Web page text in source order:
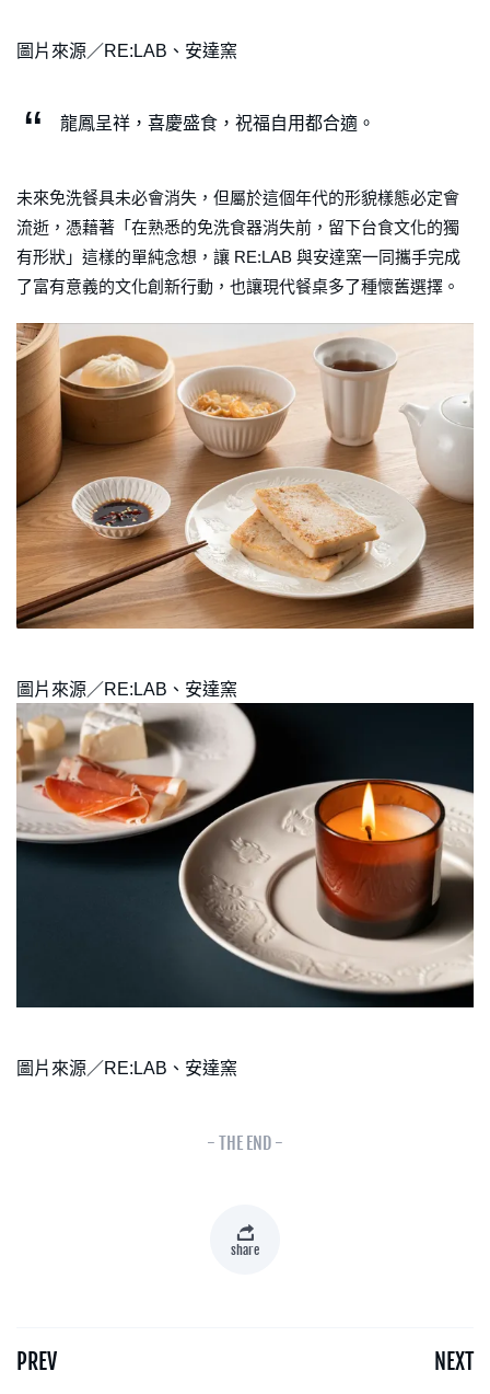
圖片來源／RE:LAB、安達窯
龍鳳呈祥，喜慶盛食，祝福自用都合適。
未來免洗餐具未必會消失，但屬於這個年代的形貌樣態必定會
流逝，憑藉著「在熟悉的免洗食器消失前，留下台食文化的獨
有形狀」這樣的單純念想，讓 RE:LAB 與安達窯一同攜手完成
了富有意義的文化創新行動，也讓現代餐桌多了種懷舊選擇。
圖片來源／RE:LAB、安達窯
圖片來源／RE:LAB、安達窯
- THE END -
share
PREV NEXT